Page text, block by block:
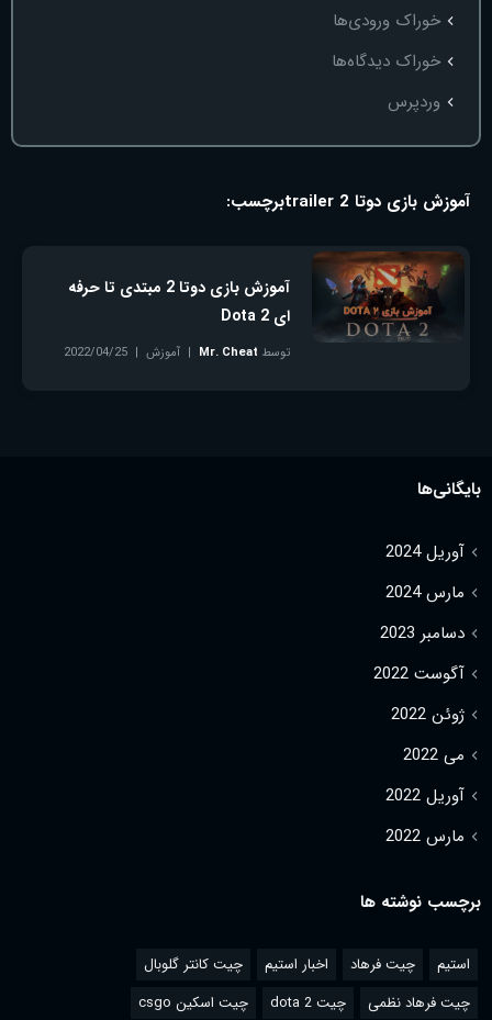
خوراک ورودی‌ها
خوراک دیدگاه‌ها
وردپرس
برچسب: آموزش بازی دوتا 2 trailer
آموزش بازی دوتا 2 مبتدی تا حرفه
ای Dota 2
توسط Mr. Cheat آموزش
2022/04/25
بایگانی‌ها
آوریل 2024
مارس 2024
دسامبر 2023
آگوست 2022
ژوئن 2022
می 2022
آوریل 2022
مارس 2022
برچسب نوشته ها
استیم چیت فرهاد اخبار استیم
چیت کانتر گلوبال
چیت فرهاد نظمی
چیت dota 2 چیت اسکین csgo